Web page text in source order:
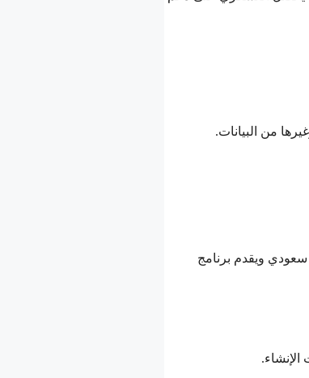
من البيانات.
قرض حسن إضافي يغطي 20% من إجمالي قيمة العقار وبحد أقصى 140000 ريال سعودي ويقدم برنامج